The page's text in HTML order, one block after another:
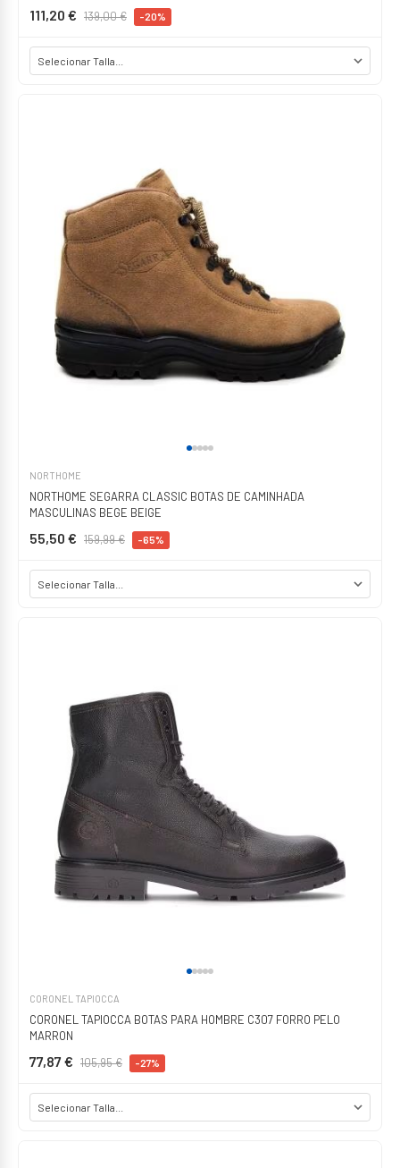
111,20 € 139,00 € -20%
NORTHOME
NORTHOME SEGARRA CLASSIC BOTAS DE CAMINHADA
MASCULINAS BEGE BEIGE
55,50 € 159,99 € -65%
CORONEL TAPIOCCA
CORONEL TAPIOCCA BOTAS PARA HOMBRE C307 FORRO PELO
MARRON
77,87 € 105,95 € -27%